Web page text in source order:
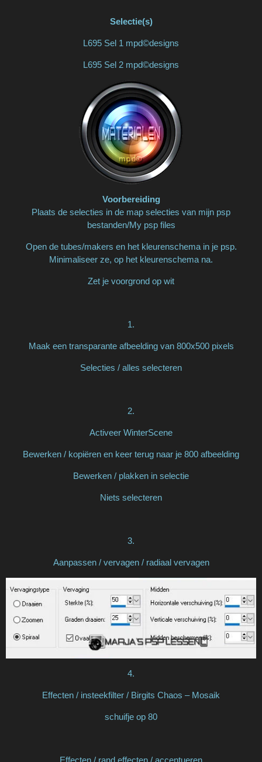
Selectie(s)
L695 Sel 1 mpd©designs
L695 Sel 2 mpd©designs
Voorbereiding
Plaats de selecties in de map selecties van mijn psp
bestanden/My psp files
Open de tubes/makers en het kleurenschema in je psp.
Minimaliseer ze, op het kleurenschema na.
Zet je voorgrond op wit
1.
Maak een transparante afbeelding van 800x500 pixels
Selecties / alles selecteren
2.
Activeer WinterScene
Bewerken / kopiëren en keer terug naar je 800 afbeelding
Bewerken / plakken in selectie
Niets selecteren
3.
Aanpassen / vervagen / radiaal vervagen
4.
Effecten / insteekfilter / Birgits Chaos – Mosaik
schuifje op 80
Effecten / rand effecten / accentueren